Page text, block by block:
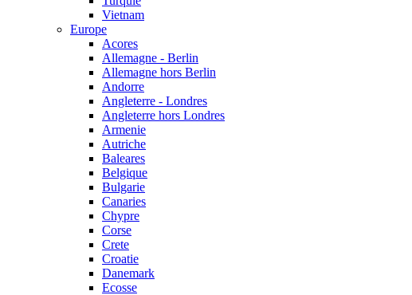
Vietnam
Europe
Acores
Allemagne - Berlin
Allemagne hors Berlin
Andorre
Angleterre - Londres
Angleterre hors Londres
Armenie
Autriche
Baleares
Belgique
Bulgarie
Canaries
Chypre
Corse
Crete
Croatie
Danemark
Ecosse